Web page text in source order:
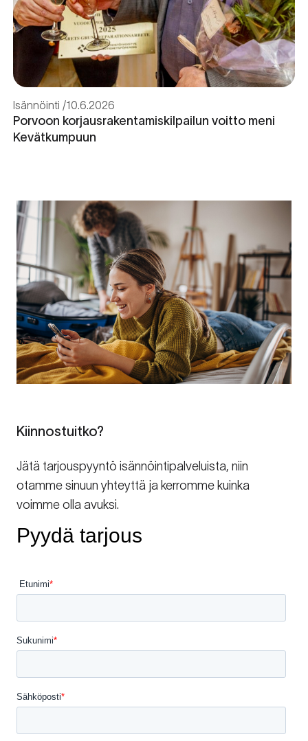
Isännöinti 10.6.2026
Porvoon korjausrakentamiskilpailun voitto meni
Kevätkumpuun
Kiinnostuitko?
Jätä tarjouspyyntö isännöintipalveluista, niin
otamme sinuun yhteyttä ja kerromme kuinka
voimme olla avuksi.